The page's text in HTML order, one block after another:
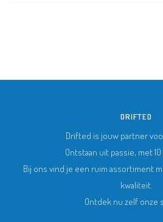
DRIFTED
Drifted is jouw partner
Ontstaan uit passie, met 10
Bij ons vind je een ruim assortiment
kwaliteit.
Ontdek nu zelf onze